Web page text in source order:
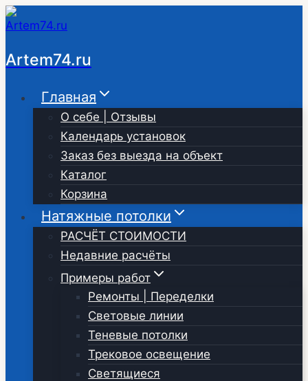
Перейти
к
содержимому
Artem74.ru
Главная
О себе | Отзывы
Календарь установок
Заказ без выезда на объект
Каталог
Корзина
Натяжные потолки
РАСЧЁТ СТОИМОСТИ
Недавние расчёты
Примеры работ
Ремонты | Переделки
Световые линии
Теневые потолки
Трековое освещение
Светящиеся